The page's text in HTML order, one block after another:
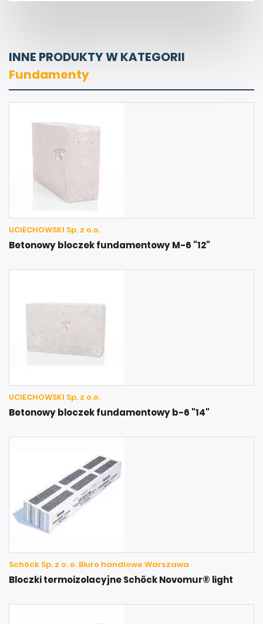
INNE PRODUKTY W KATEGORII
Fundamenty
UCIECHOWSKI Sp. z o.o.
Betonowy bloczek fundamentowy M-6 "12"
UCIECHOWSKI Sp. z o.o.
Betonowy bloczek fundamentowy b-6 "14"
Schöck Sp. z o. o. Biuro handlowe Warszawa
Bloczki termoizolacyjne Schöck Novomur® light